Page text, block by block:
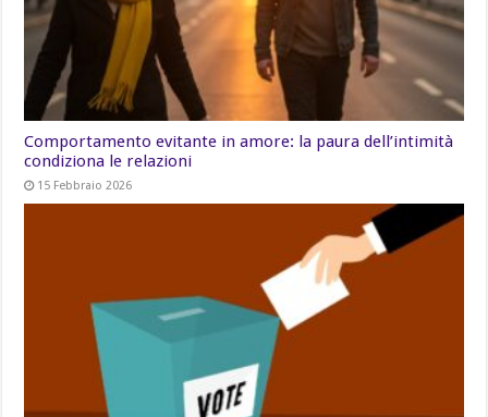
Comportamento evitante in amore: la paura dell’intimità
condiziona le relazioni
15 Febbraio 2026